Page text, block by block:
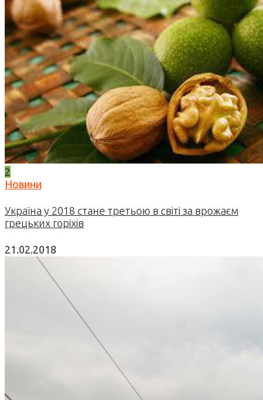
2
Новини
Україна у 2018 стане третьою в світі за врожаєм
грецьких горіхів
21.02.2018